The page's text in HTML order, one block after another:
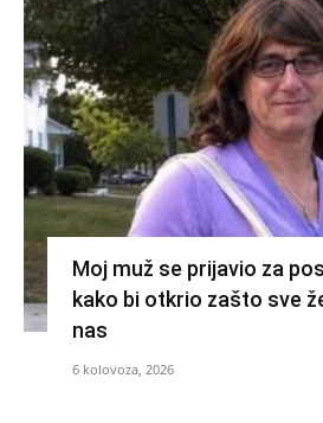
Moj muž se prijavio za
kako bi otkrio zašto sve
nas
6 kolovoza, 2026